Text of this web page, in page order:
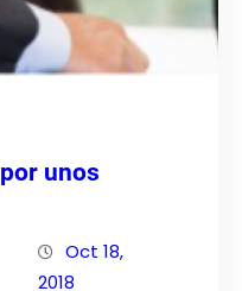
unos
Oct 18,
2018